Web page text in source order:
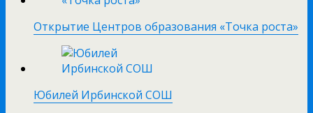
Открытие Центров образования «Точка роста»
Юбилей Ирбинской СОШ